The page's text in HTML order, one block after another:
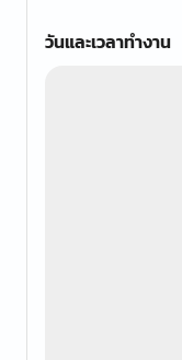
วันและเวลาทำงาน